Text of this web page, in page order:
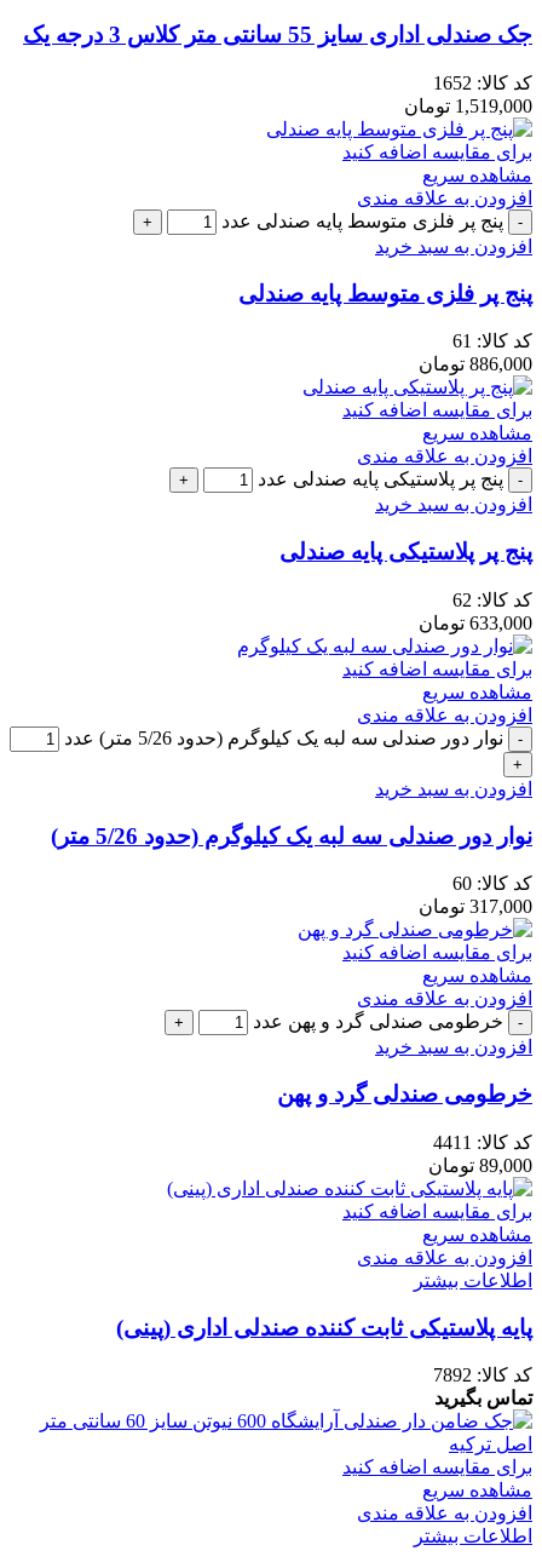
جک صندلی اداری سایز 55 سانتی متر کلاس 3 درجه یک
کد کالا: 1652
1,519,000 تومان
برای مقایسه اضافه کنید
مشاهده سریع
افزودن به علاقه مندی
پنج پر فلزی متوسط پایه صندلی عدد
افزودن به سبد خرید
پنج پر فلزی متوسط پایه صندلی
کد کالا: 61
886,000 تومان
برای مقایسه اضافه کنید
مشاهده سریع
افزودن به علاقه مندی
پنج پر پلاستیکی پایه صندلی عدد
افزودن به سبد خرید
پنج پر پلاستیکی پایه صندلی
کد کالا: 62
633,000 تومان
برای مقایسه اضافه کنید
مشاهده سریع
افزودن به علاقه مندی
نوار دور صندلی سه لبه یک کیلوگرم (حدود 5/26 متر) عدد
افزودن به سبد خرید
نوار دور صندلی سه لبه یک کیلوگرم (حدود 5/26 متر)
کد کالا: 60
317,000 تومان
برای مقایسه اضافه کنید
مشاهده سریع
افزودن به علاقه مندی
خرطومی صندلی گرد و پهن عدد
افزودن به سبد خرید
خرطومی صندلی گرد و پهن
کد کالا: 4411
89,000 تومان
برای مقایسه اضافه کنید
مشاهده سریع
افزودن به علاقه مندی
اطلاعات بیشتر
پایه پلاستیکی ثابت کننده صندلی اداری (پینی)
کد کالا: 7892
تماس بگیرید
برای مقایسه اضافه کنید
مشاهده سریع
افزودن به علاقه مندی
اطلاعات بیشتر